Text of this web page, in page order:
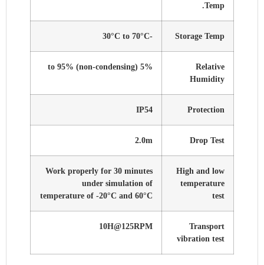
Temp.
Storage Temp
-30°C to 70°C
Relative
Humidity
5% to 95% (non-condensing)
Protection
IP54
Drop Test
2.0m
High and low
temperature
test
Work properly for 30 minutes
under simulation of
temperature of -20°C and 60°C
Transport
vibration test
10H@125RPM